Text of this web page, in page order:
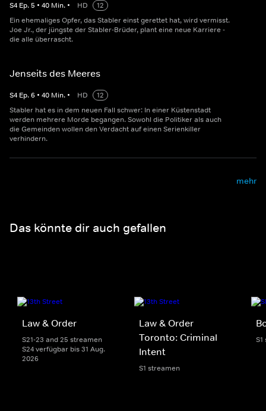
S4 Ep.5 • 40 Min. • HD
12
Ein ehemaliges Opfer, das Stabler einst gerettet hat, wird vermisst.
Joe Jr., der jüngste der Stabler-Brüder, plant eine neue Karriere -
die alle überrascht.
Jenseits des Meeres
S4 Ep.6 • 40 Min. • HD
12
Stabler hat es in dem neuen Fall schwer: In einer Küstenstadt
werden mehrere Morde begangen. Sowohl die Politiker als auch
die Gemeinden wollen den Verdacht auf einen Serienkiller
verhindern.
mehr
Das könnte dir auch gefallen
Law & Order
S21-23 and 25 streamen
S24 verfügbar bis 31 Aug.
2026
Law & Order
Toronto: Criminal
Intent
S1 streamen